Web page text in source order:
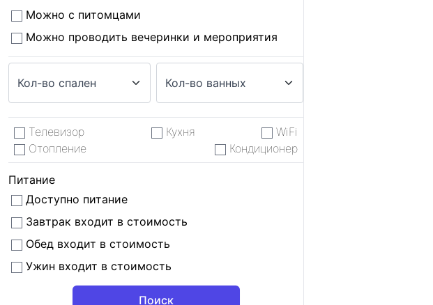
Можно с питомцами
Можно проводить вечеринки и мероприятия
Телевизор Кухня
WiFi
Отопление
Кондиционер
Питание
Доступно питание
Завтрак входит в стоимость
Обед входит в стоимость
Ужин входит в стоимость